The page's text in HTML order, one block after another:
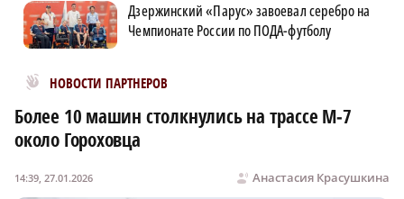
Дзержинский «Парус» завоевал серебро на
Чемпионате России по ПОДА-футболу
НОВОСТИ ПАРТНЕРОВ
Новости МирТесен
Более 10 машин столкнулись на трассе М‑7
около Гороховца
Анастасия Красушкина
14:39, 27.01.2026